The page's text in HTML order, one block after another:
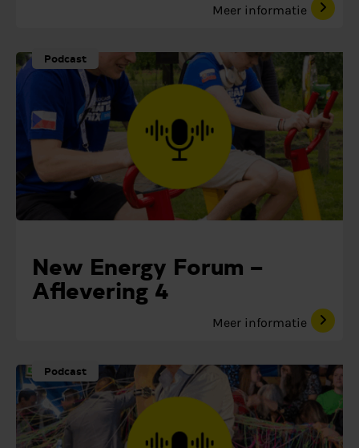
Meer informatie
Podcast
New Energy Forum –
Aflevering 4
Meer informatie
Podcast